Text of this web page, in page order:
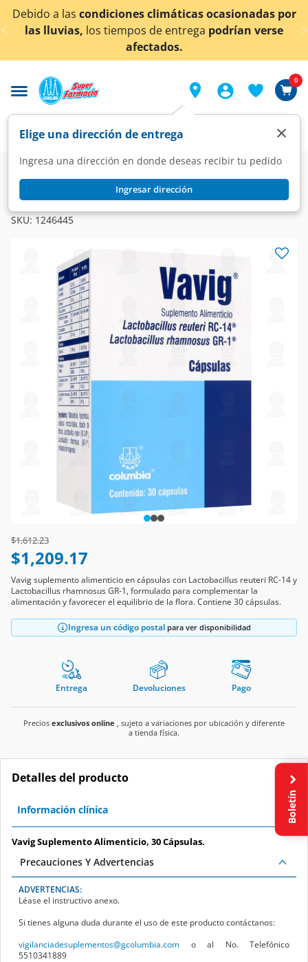
< div class="carousel-inner">
condiciones climáticas ocasionadas por
los tiempos de entregapodrían verse
¡Ahora
Elige una dirección de entrega
Ingresa una dirección en donde deseas recibir tu pedido
Ingresar dirección
×
0
Farmacia Medicina Digestivo Enzimas Digestivas
Vavig Suplemento Alimenticio, 30 Cápsulas.
SKU: 1246445
Price reduced from
$1,612.23to
$1,209.17
Vavig suplemento alimenticio en cápsulas con Lactobacillus reuteri RC-14 y
Lactobacillus rhamnosus GR-1, formulado para complementar la
alimentación y favorecer el equilibrio de la flora. Contiene 30 cápsulas.
Ingresa un código postal para ver disponibilidad
Entrega Devoluciones Pago
Precios exclusivos online , sujeto a variaciones por ubicación y diferente
a tienda física.
Detalles del producto
Información clínica
Vavig Suplemento Alimenticio, 30 Cápsulas.
Precauciones Y Advertencias
ADVERTENCIAS:
Léase el instructivo anexo.
Si tienes alguna duda durante el uso de este producto contáctanos:
vigilanciadesuplementos@gcolumbia.com o al No. Telefónico
5510341889
Boletín